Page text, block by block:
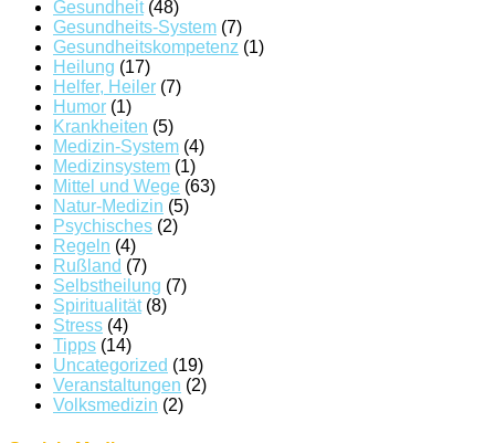
Gesundheit(48)
Gesundheits-System (7)
Gesundheitskompetenz (1)
Heilung (17)
Helfer, Heiler (7)
Humor (1)
Krankheiten (5)
Medizin-System (4)
Medizinsystem (1)
Mittel und Wege (63)
Natur-Medizin (5)
Psychisches (2)
Regeln (4)
Rußland (7)
Selbstheilung (7)
Spiritualität(8)
Stress (4)
Tipps (14)
Uncategorized (19)
Veranstaltungen (2)
Volksmedizin (2)